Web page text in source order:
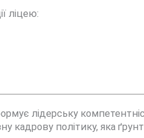
ліцею:
лідерську
кадрову політику, яка